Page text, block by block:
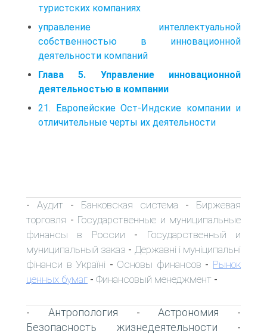
туристских компаниях
управление интеллектуальной
собственностью в инновационной
деятельности компаний
Глава 5. Управление инновационной
деятельностью в компании
21. Европейские Ост‑Индские компании и
отличительные черты их деятельности
- Аудит - Банковская система - Биржевая
торговля - Государственные и муниципальные
финансы в России - Государственный и
муниципальный заказ - Державні і муніципальні
фінанси в Україні - Основы финансов - Рынок
ценных бумаг - Финансовый менеджмент -
- Антропология -Астрономия -
Безопасность жизнедеятельности -